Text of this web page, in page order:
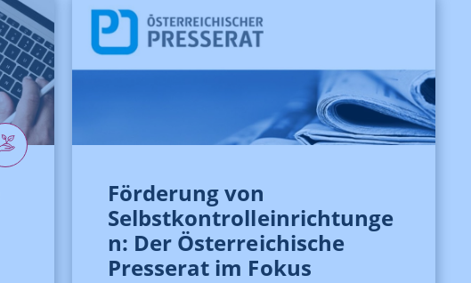
Förderung von
Selbstkontrolleinrichtunge
n: Der Österreichische
Presserat im Fokus